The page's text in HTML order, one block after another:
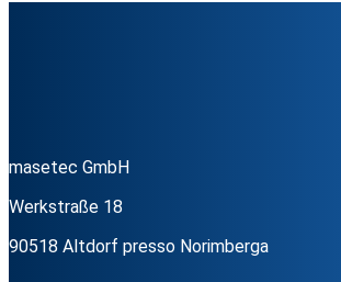
masetec GmbH
Werkstraße 18
90518 Altdorf presso Norimberga